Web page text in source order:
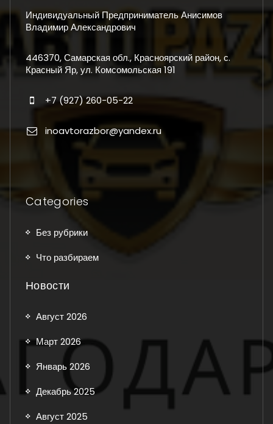
Индивидуальный Предприниматель Анисимов
Владимир Александрович
446370, Самарская обл., Красноярский район, с.
Красный Яр, ул. Комсомольская 191
+7 (927) 260-05-22
inoavtorazbor@yandex.ru
Categories
Без рубрики
Что разбираем
Новости
Август 2026
Март 2026
Январь 2026
Декабрь 2025
Август 2025